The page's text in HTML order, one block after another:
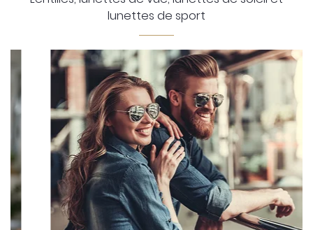
Accueil
Lunettes
Une question
01 80 82 39
lunettes de sport